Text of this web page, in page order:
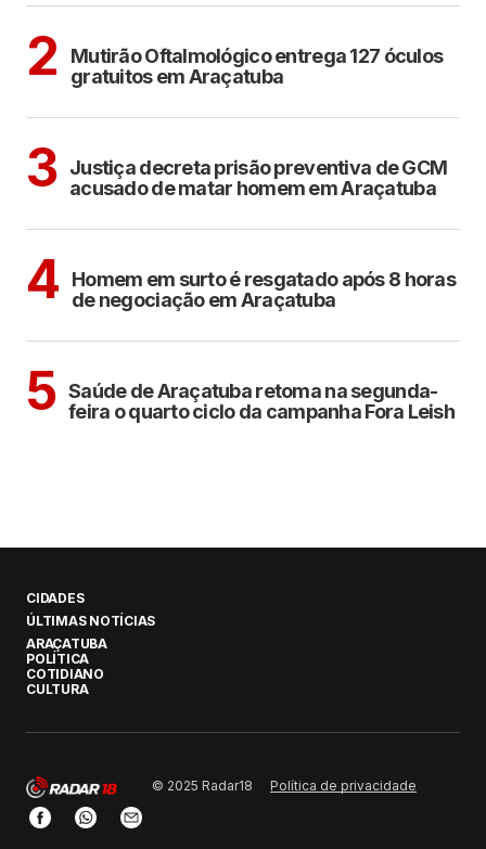
2
Mutirão Oftalmológico entrega 127 óculos
gratuitos em Araçatuba
3 Justiça decreta prisão preventiva de GCM
acusado de matar homem em Araçatuba
4
Homem em surto é resgatado após 8 horas
de negociação em Araçatuba
5 Saúde de Araçatuba retoma na segunda-
feira o quarto ciclo da campanha Fora Leish
CIDADES
ÚLTIMAS NOTÍCIAS
ARAÇATUBA
POLÍTICA
COTIDIANO
CULTURA
© 2025 Radar18 Política de privacidade